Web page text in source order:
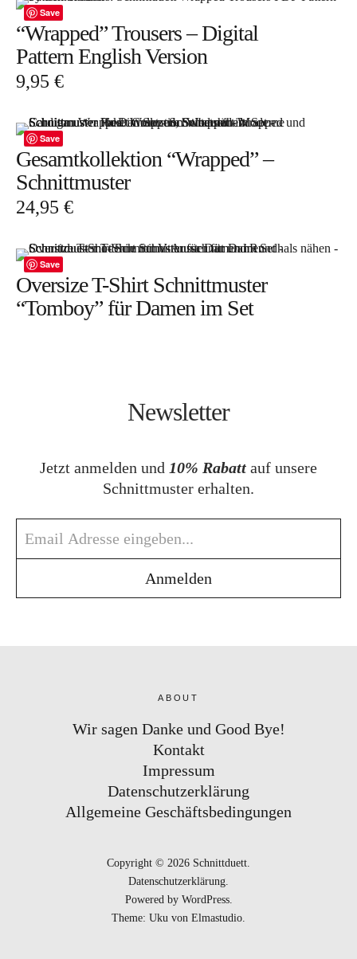
Save
“Wrapped” Trousers – Digital
Pattern English Version
9,95 €
Save
Gesamtkollektion “Wrapped” –
Schnittmuster
24,95 €
Save
Oversize T-Shirt Schnittmuster
“Tomboy” für Damen im Set
Newsletter
Jetzt anmelden und 10% Rabatt auf unsere
Schnittmuster erhalten.
ABOUT
Wir sagen Danke und Good Bye!
Kontakt
Impressum
Datenschutzerklärung
Allgemeine Geschäftsbedingungen
Copyright © 2026 Schnittduett
Datenschutzerklärung
Powered by WordPress
Theme: Uku von Elmastudio